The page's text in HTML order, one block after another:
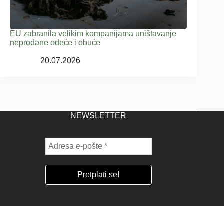
EU zabranila velikim kompanijama uništavanje
neprodane odeće i obuće
20.07.2026
NEWSLETTER